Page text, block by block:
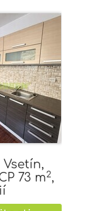
Vsetín,
73 m2,